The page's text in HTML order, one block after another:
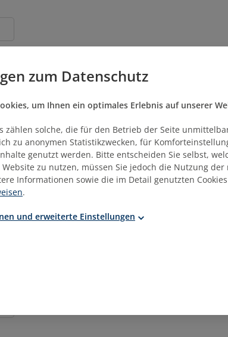
Anzahl Trainingstage
zum Datenschutz
um Ihnen ein optimales Erlebnis auf unserer
zählen solche, die für den Betrieb der Seite
zu anonymen Statistikzwecken, für
genutzt werden. Bitte entscheiden Sie selbst,
zu nutzen, müssen Sie jedoch die Nutzung der
Informationen sowie die im Detail genutzten
.
und erweiterte Einstellungen